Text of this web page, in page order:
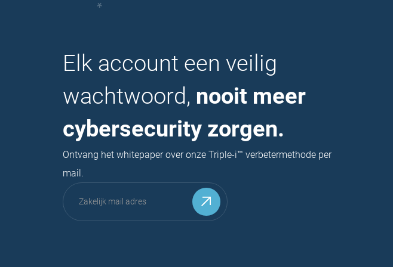
Elk account een veilig
wachtwoord, nooit meer
cybersecurity zorgen.
Ontvang het whitepaper over onze Triple-i™ verbetermethode per
mail.